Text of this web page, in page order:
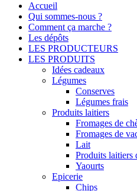
Accueil
Qui sommes-nous ?
Comment ça marche ?
Les dépôts
LES PRODUCTEURS
LES PRODUITS
Idées cadeaux
Légumes
Conserves
Légumes frais
Produits laitiers
Fromages de
Fromages de
Lait
Produits laitiers
Yaourts
Epicerie
Chips